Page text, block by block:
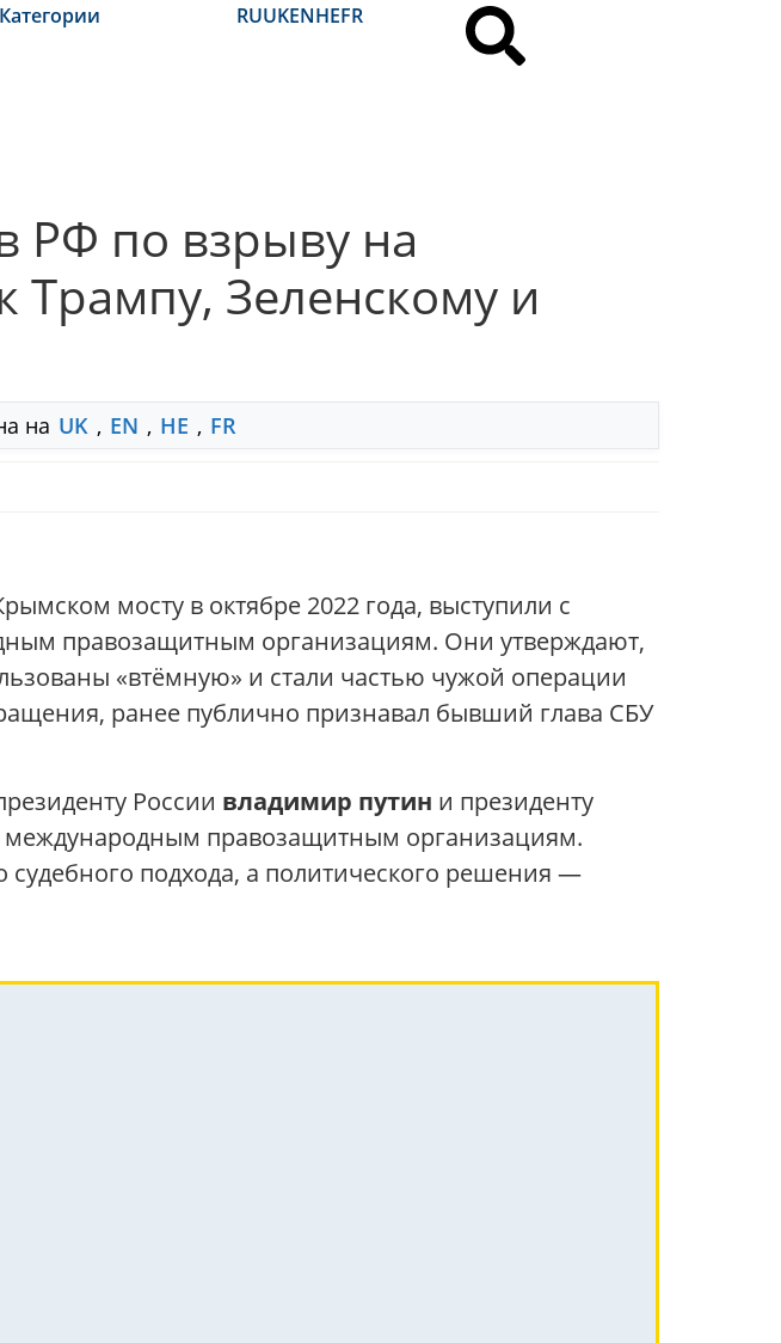
Категории RUUKENHEFR
РФ по взрыву на
Трампу, Зеленскому и
на UK , EN , HE , FR
мосту в октябре 2022 года, выступили с
правозащитным организациям. Они утверждают,
«втёмную» и стали частью чужой операции
ранее публично признавал бывший глава СБУ
России владимир путин и президенту
международным правозащитным организациям.
подхода, а политического решения —